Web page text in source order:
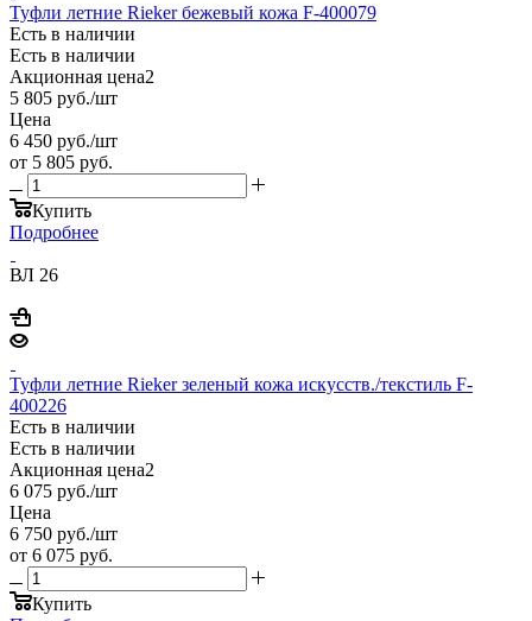
Туфли летние Rieker бежевый кожа F-400079
Есть в наличии
Есть в наличии
Акционная цена2
5 805 руб./шт
Цена
6 450 руб./шт
от 5 805 руб.
Купить
Подробнее
ВЛ 26
Туфли летние Rieker зеленый кожа искусств./текстиль F-
400226
Есть в наличии
Есть в наличии
Акционная цена2
6 075 руб./шт
Цена
6 750 руб./шт
от 6 075 руб.
Купить